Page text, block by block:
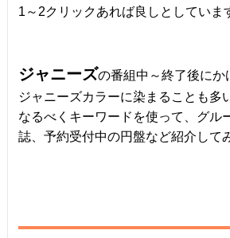
1～2クリックあれば良しとしてい
ジャニーズの番組中～終了後にか
ジャニーズカラーに染まることも多
なるべくキーワードを使って、グル
誌、予約受付中の円盤など紹介して